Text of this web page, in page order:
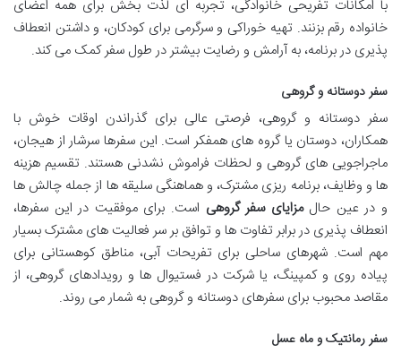
با امکانات تفریحی خانوادگی، تجربه ای لذت بخش برای همه اعضای
خانواده رقم بزنند. تهیه خوراکی و سرگرمی برای کودکان، و داشتن انعطاف
پذیری در برنامه، به آرامش و رضایت بیشتر در طول سفر کمک می کند.
سفر دوستانه و گروهی
سفر دوستانه و گروهی، فرصتی عالی برای گذراندن اوقات خوش با
همکاران، دوستان یا گروه های همفکر است. این سفرها سرشار از هیجان،
ماجراجویی های گروهی و لحظات فراموش نشدنی هستند. تقسیم هزینه
ها و وظایف، برنامه ریزی مشترک، و هماهنگی سلیقه ها از جمله چالش ها
و در عین حالمزایای سفر گروهی است. برای موفقیت در این سفرها،
انعطاف پذیری در برابر تفاوت ها و توافق بر سر فعالیت های مشترک بسیار
مهم است. شهرهای ساحلی برای تفریحات آبی، مناطق کوهستانی برای
پیاده روی و کمپینگ، یا شرکت در فستیوال ها و رویدادهای گروهی، از
مقاصد محبوب برای سفرهای دوستانه و گروهی به شمار می روند.
سفر رمانتیک و ماه عسل